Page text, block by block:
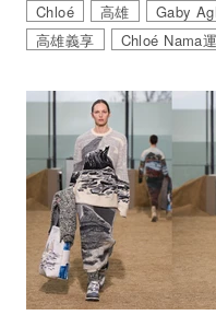
Chloé 高雄 Gaby
高雄義享
Chloé Nama